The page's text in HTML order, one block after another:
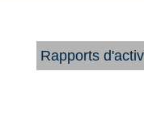
Rapports